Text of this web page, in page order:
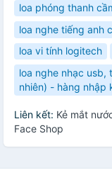
loa phóng thanh
loa nghe tiếng anh
loa vi tính logitech
loa nghe nhạc usb,
nhiên) - hàng nhập
Liên kết: Kẻ mắt
Face Shop